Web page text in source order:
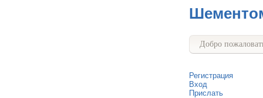
Добро
Регистрация
Вход
Прислать